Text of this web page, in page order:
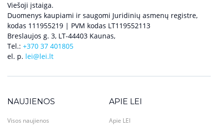
Viešoji įstaiga.
Duomenys kaupiami ir saugomi Juridinių asmenų registre,
kodas 111955219 | PVM kodas LT119552113
Breslaujos g. 3, LT-44403 Kaunas,
Tel.: +370 37 401805
el. p. lei@lei.lt
NAUJIENOS
Visos naujienos
APIE LEI
Apie LEI